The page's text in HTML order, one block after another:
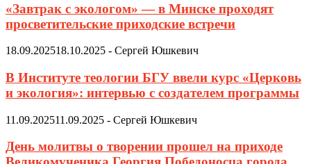
«Завтрак с экологом» — в Минске проходят
просветительские приходские встречи
18.09.202518.10.2025 - Сергей Юшкевич
В Институте теологии БГУ ввели курс «Церковь
и экология»: интервью с создателем программы
11.09.202511.09.2025 - Сергей Юшкевич
День молитвы о творении прошел на приходе